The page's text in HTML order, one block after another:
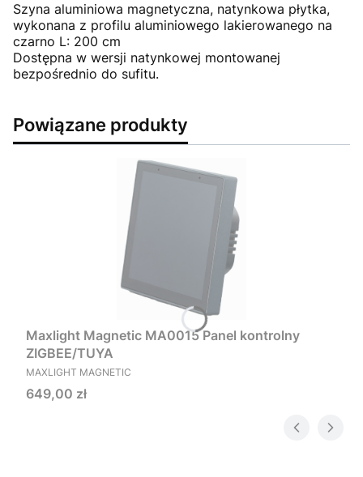
Szyna aluminiowa magnetyczna, natynkowa płytka,
wykonana z profilu aluminiowego lakierowanego na
czarno L: 200 cm
Dostępna w wersji natynkowej montowanej
bezpośrednio do sufitu.
Powiązane produkty
Maxlight Magnetic MA0015 Panel kontrolny
ZIGBEE/TUYA
PRODUCENT
MAXLIGHT MAGNETIC
Cena
649,00 zł